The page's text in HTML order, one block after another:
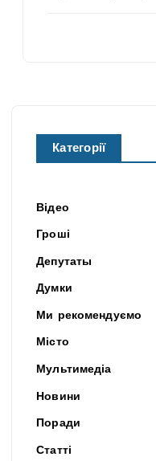
Категорії
Відео
Гроші
Депутаты
Думки
Ми рекомендуємо
Місто
Мультимедіа
Новини
Поради
Статті